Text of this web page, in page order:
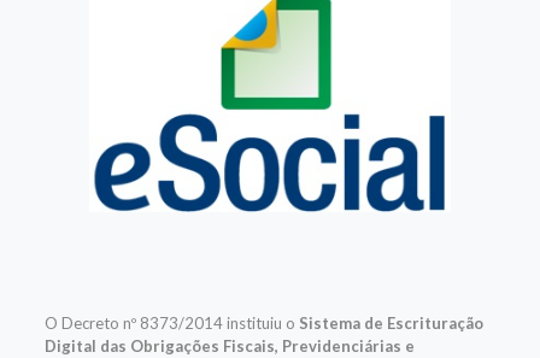
O Decreto nº 8373/2014 instituiu o Sistema de Escrituração
Digital das Obrigações Fiscais, Previdenciárias e